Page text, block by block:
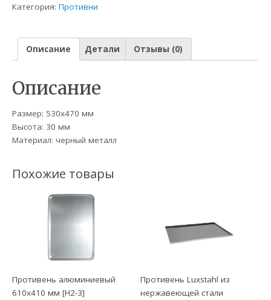
Категория:Противни
Описание Детали Отзывы (0)
Описание
Размер: 530х470 мм
Высота: 30 мм
Материал: черный металл
Похожие товары
Противень алюминиевый
610х410 мм [Н2-3]
Противень Luxstahl из
нержавеющей стали